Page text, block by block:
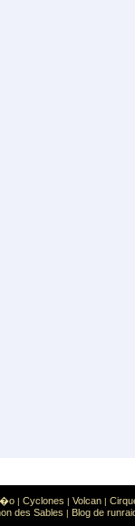
| Cyclones | Volcan |
des Sables | Blog de